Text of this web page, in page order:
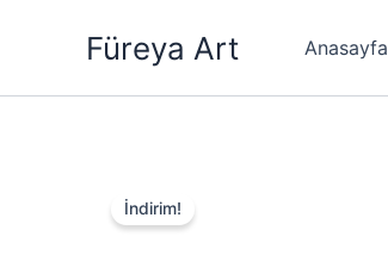
Füreya Art Anasayfa
İndirim!